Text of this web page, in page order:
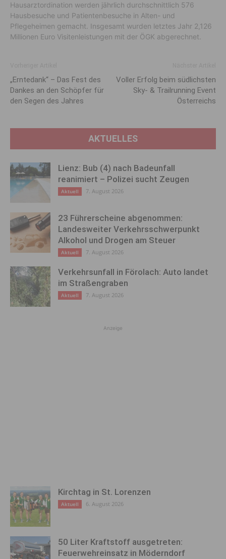
Hausarztordination werden jährlich durchschnittlich 576
Hausbesuche und Patientenbesuche in Alten- und
Pflegeheimen gemacht. Insgesamt wurden letztes Jahr 2,126
Millionen Euro Visitenleistungen mit der ÖGK abgerechnet.
„Erntedank“ – Das Fest des
Dankes an den Schöpfer für
den Segen des Jahres
Voller Erfolg beim südlichsten
Sky- & Trailrunning Event
Österreichs
AKTUELLES
Lienz: Bub (4) nach Badeunfall
reanimiert – Polizei sucht Zeugen
Aktuell 7. August 2026
23 Führerscheine abgenommen:
Landesweiter Verkehrsschwerpunkt
Alkohol und Drogen am Steuer
Aktuell 7. August 2026
Verkehrsunfall in Förolach: Auto landet
im Straßengraben
Aktuell 7. August 2026
Anzeige
Kirchtag in St. Lorenzen
Aktuell 6. August 2026
50 Liter Kraftstoff ausgetreten:
Feuerwehreinsatz in Möderndorf